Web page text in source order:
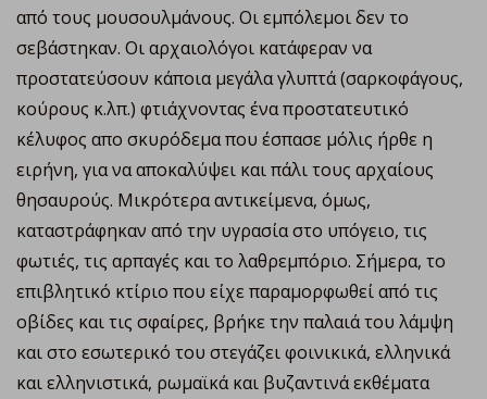
από τους μουσουλμάνους. Οι εμπόλεμοι δεν το
σεβάστηκαν. Οι αρχαιολόγοι κατάφεραν να
προστατεύσουν κάποια μεγάλα γλυπτά (σαρκοφάγους,
κούρους κ.λπ.) φτιάχνοντας ένα προστατευτικό
κέλυφος απο σκυρόδεμα που έσπασε μόλις ήρθε η
ειρήνη, για να αποκαλύψει και πάλι τους αρχαίους
θησαυρούς. Μικρότερα αντικείμενα, όμως,
καταστράφηκαν από την υγρασία στο υπόγειο, τις
φωτιές, τις αρπαγές και το λαθρεμπόριο. Σήμερα, το
επιβλητικό κτίριο που είχε παραμορφωθεί από τις
οβίδες και τις σφαίρες, βρήκε την παλαιά του λάμψη
και στο εσωτερικό του στεγάζει φοινικικά, ελληνικά
και ελληνιστικά, ρωμαϊκά και βυζαντινά εκθέματα